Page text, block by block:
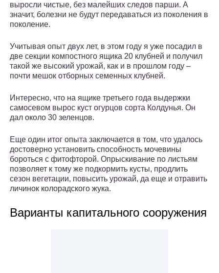
выросли чистые, без малейших следов парши. А
значит, болезни не будут передаваться из поколения в
поколение.
Учитывая опыт двух лет, в этом году я уже посадил в
две секции компостного ящика 20 клубней и получил
такой же высокий урожай, как и в прошлом году –
почти мешок отборных семенных клубней.
Интересно, что на ящике третьего года выдержки
самосевом вырос куст огурцов сорта Колдунья. Он
дал около 30 зеленцов.
Еще один итог опыта заключается в том, что удалось
достоверно установить способность мочевины
бороться с фитофторой. Опрыскивание по листьям
позволяет к тому же подкормить кусты, продлить
сезон вегетации, повысить урожай, да еще и отравить
личинок колорадского жука.
Варианты капитального сооружения